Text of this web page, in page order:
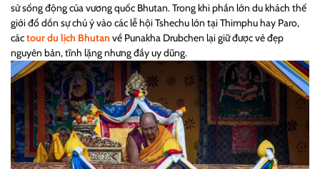
sử sống động của vương quốc Bhutan. Trong khi phần lớn du khách thế
giới đổ dồn sự chú ý vào các lễ hội Tshechu lớn tại Thimphu hay Paro,
cáctour du lịch Bhutan về Punakha Drubchen lại giữ được vẻ đẹp
nguyên bản, tĩnh lặng nhưng đầy uy dũng.